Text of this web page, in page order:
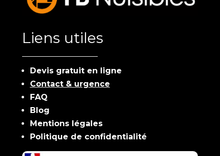
Liens utiles
Devis gratuit en ligne
Contact & urgence
FAQ
Blog
Mentions légales
Politique de confidentialité